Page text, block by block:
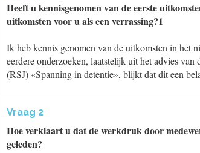
Heeft u kennisgenomen van de eerste
uitkomsten voor u als een verrassing?1
Ik heb kennis genomen van de uitkomsten in het
eerdere onderzoeken, laatstelijk uit het advies
(RSJ) «Spanning in detentie», blijkt dat dit een
Vraag 2
Hoe verklaart u dat de werkdruk door
geleden?